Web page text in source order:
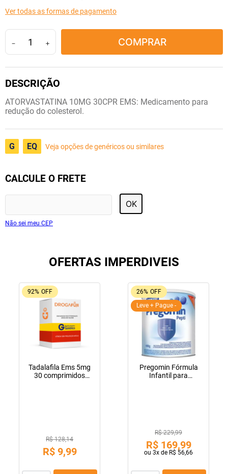
Ver todas as formas de pagamento
＋
－ COMPRAR
ATORVASTATINA 10MG 30CPR EMS: Medicamento para
redução do colesterol.
G EQ Veja opções de genéricos ou similares
CALCULE O FRETE
OK
Não sei meu CEP
OFERTAS IMPERDIVEIS
92% OFF
Tadalafila Ems 5mg
30 comprimidos
R$ 128,14
R$ 9,99
26% OFF
Leve + Pague -
Pregomin Fórmula
Infantil para
R$ 229,99
R$ 169,99
ou 3x de R$ 56,66
10º fraldas geriátricas